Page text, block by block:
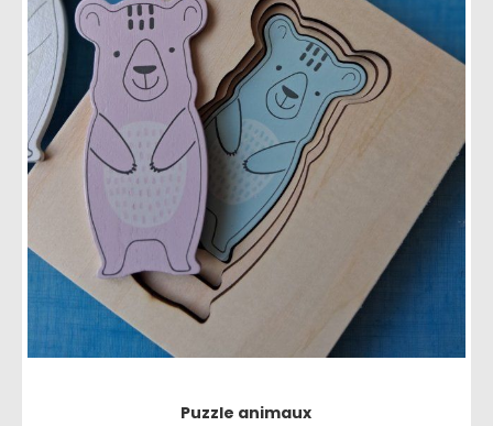
Puzzle animaux